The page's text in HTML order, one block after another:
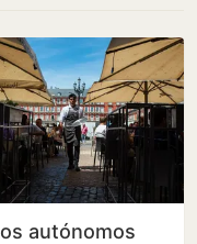
autónomos